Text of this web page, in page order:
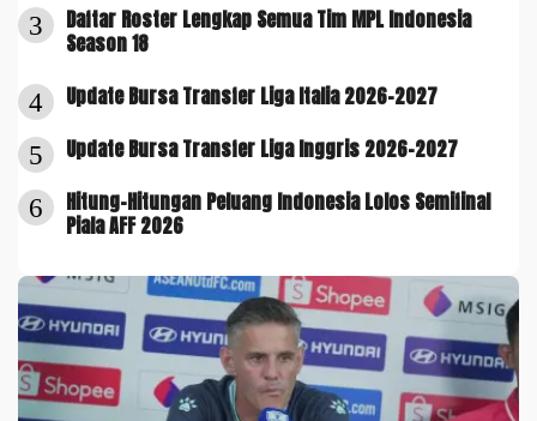
3
Daftar Roster Lengkap Semua Tim MPL Indonesia
Season 18
4 Update Bursa Transfer Liga Italia 2026-2027
5 Update Bursa Transfer Liga Inggris 2026-2027
6
Hitung-Hitungan Peluang Indonesia Lolos Semifinal
Piala AFF 2026